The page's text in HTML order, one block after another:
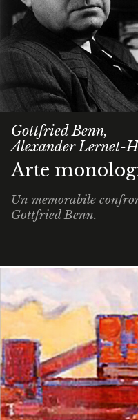
Gottfried Benn,
Alexander Lernet-
Arte
Un memorabile
Gottfried Benn.